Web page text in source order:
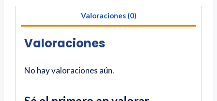
Valoraciones (0)
Valoraciones
No hay valoraciones aún.